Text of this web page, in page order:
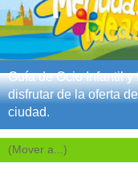
Guía de Ocio Infantil
disfrutar de la oferta
ciudad.